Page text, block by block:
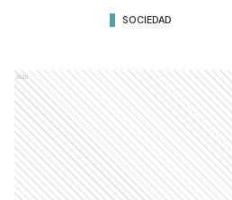
SOCIEDAD
Ads